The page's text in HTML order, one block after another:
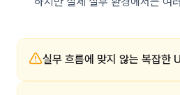
실무 흐름에 맞지 않는 복잡한